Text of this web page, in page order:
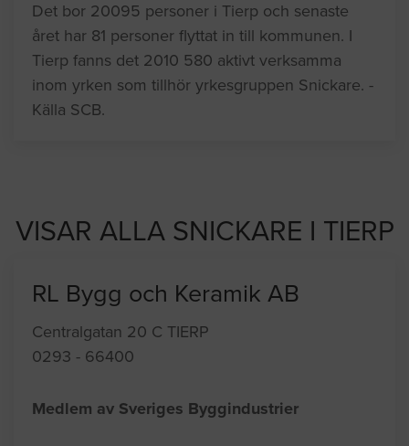
Det bor 20095 personer i Tierp och senaste
året har 81 personer flyttat in till kommunen. I
Tierp fanns det 2010 580 aktivt verksamma
inom yrken som tillhör yrkesgruppen Snickare. -
Källa SCB.
VISAR ALLA SNICKARE I TIERP
RL Bygg och Keramik AB
Centralgatan 20 C TIERP
0293 - 66400
Medlem av Sveriges Byggindustrier